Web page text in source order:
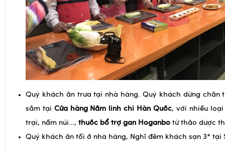
Quý khách ăn trưa tại nhà hàng. Quý khách dừng chân
sắm tại Cửa hàng Nấm linh chi Hàn Quốc, với nhiều
trại, nấm núi…, thuốc bổ trợ gan Hoganbo từ thảo dược
Quý khách ăn tối ở nhà hàng, Nghỉ đêm khách sạn 3* tại